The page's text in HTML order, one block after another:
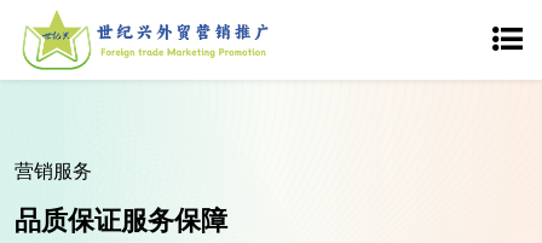
快速传播 精准获客
让您的企业搭乘流量引擎的列车